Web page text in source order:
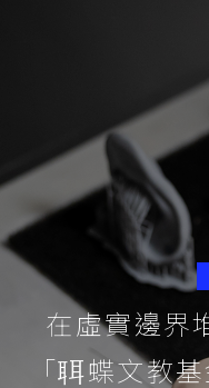
在虛實邊
「聑蝶文教